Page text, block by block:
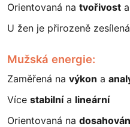
Orientovaná na tvořivost a
U žen je přirozeně
Mužská energie:
Zaměřená na výkon a
Více stabilnía lineární
Orientovaná na